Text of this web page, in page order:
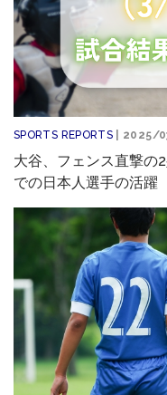
SPORTS REPORTS | 2025/
大谷、フェンス直撃の
での日本人選手の活躍